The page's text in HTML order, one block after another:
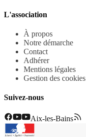
L'association
À propos
Notre démarche
Contact
Adhérer
Mentions légales
Gestion des cookies
Suivez-nous
Aix-les-Bains